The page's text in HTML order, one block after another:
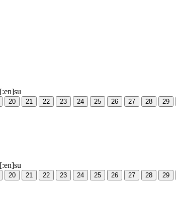
20 21 22 23 24 25 26 27 28 29
20 21 22 23 24 25 26 27 28 29